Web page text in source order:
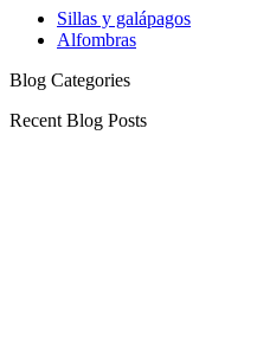
Sillas y galápagos
Alfombras
Blog Categories
Recent Blog Posts